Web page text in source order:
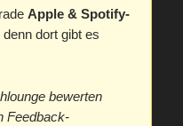
Apple & Spotify-
denn dort gibt es
bewerten
Feedback-